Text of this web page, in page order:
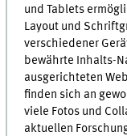
und Tablets
Layout und
verschiedener
bewährte Inhalts-
ausgerichteten
finden sich an
viele Fotos und
aktuellen